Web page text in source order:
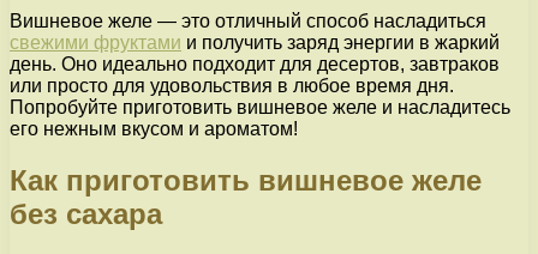
Вишневое желе — это отличный способ насладиться
свежими фруктами и получить заряд энергии в жаркий
день. Оно идеально подходит для десертов, завтраков
или просто для удовольствия в любое время дня.
Попробуйте приготовить вишневое желе и насладитесь
его нежным вкусом и ароматом!
Как приготовить вишневое желе
без сахара